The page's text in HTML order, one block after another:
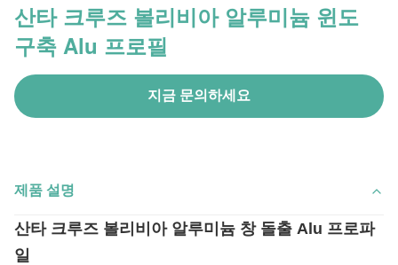
산타 크루즈 볼리비아 알루미늄 윈도
구축 Alu 프로필
지금 문의하세요
제품 설명
산타 크루즈 볼리비아 알루미늄 창 돌출 Alu 프로파
일